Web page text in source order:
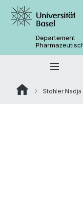
Departement
Stohler Nadja